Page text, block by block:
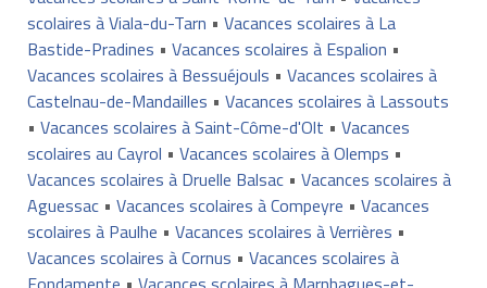
scolaires à Viala-du-Tarn • Vacances scolaires à La
Bastide-Pradines • Vacances scolaires à Espalion •
Vacances scolaires à Bessuéjouls • Vacances scolaires à
Castelnau-de-Mandailles • Vacances scolaires à Lassouts
• Vacances scolaires à Saint-Côme-d'Olt • Vacances
scolaires au Cayrol • Vacances scolaires à Olemps •
Vacances scolaires à Druelle Balsac• Vacances scolaires à
Aguessac• Vacances scolaires à Compeyre • Vacances
scolaires à Paulhe • Vacances scolaires à Verrières •
Vacances scolaires à Cornus • Vacances scolaires à